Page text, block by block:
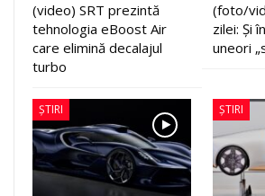
(video) SRT prezintă
tehnologia eBoost Air
care elimină decalajul
turbo
(foto/
zilei: Și
uneori
ȘTIRI ȘTIRI